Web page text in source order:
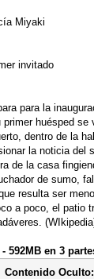
Miyaki
invitado
para la
huésped se
dentro de la
la noticia del
de la casa
de sumo,
resulta ser
a poco, el patio
592MB en 3
Contenido Oculto: